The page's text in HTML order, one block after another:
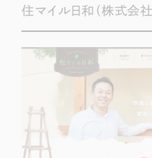
住マイル日和（株式会社